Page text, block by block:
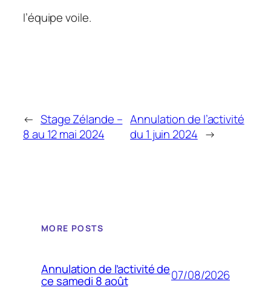
l’équipe voile.
← Stage Zélande –
8 au 12 mai 2024
Annulation de l’activité
du 1 juin 2024 →
MORE POSTS
Annulation de l’activité de
ce samedi 8 août 07/08/2026